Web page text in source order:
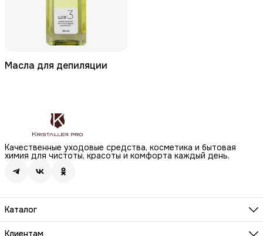
Масла для депиляции
Качественные уходовые средства, косметика и бытовая
химия для чистоты, красоты и комфорта каждый день.
Каталог
Бренды
Волосы
Клиентам